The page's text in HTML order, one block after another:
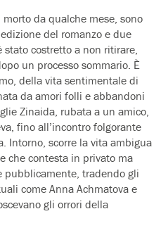
da qualche mese, sono
del romanzo e due
costretto a non ritirare,
un processo sommario. È
della vita sentimentale di
da amori folli e abbandoni
Zinaida, rubata a un amico,
fino all’incontro folgorante
Intorno, scorre la vita ambigua
che contesta in privato ma
pubblicamente, tradendo gli
come Anna Achmatova e
gli orrori della